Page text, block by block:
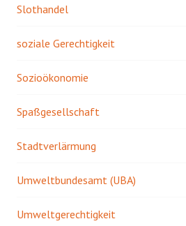
Slothandel
soziale Gerechtigkeit
Sozioökonomie
Spaßgesellschaft
Stadtverlärmung
Umweltbundesamt (UBA)
Umweltgerechtigkeit